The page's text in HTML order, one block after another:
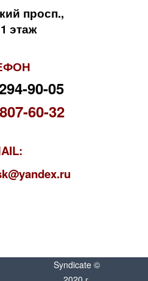
просп.,
этаж
90-05
60-32
Syndicate ©